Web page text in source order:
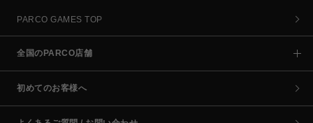
PARCO GAMES TOP
全国のPARCO店舗
初めてのお客様へ